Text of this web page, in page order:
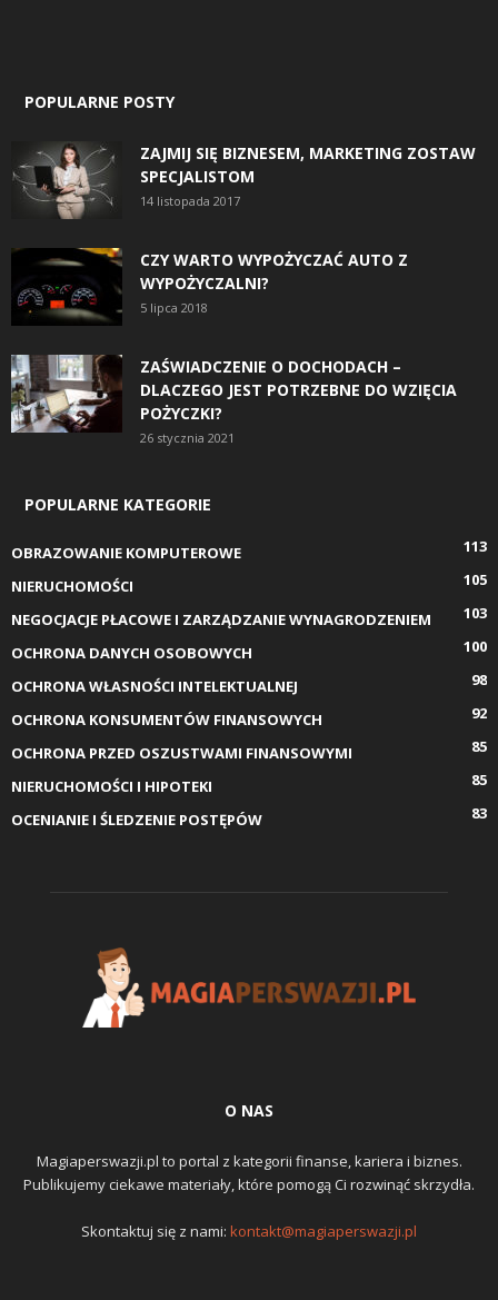
POPULARNE POSTY
ZAJMIJ SIĘ BIZNESEM, MARKETING ZOSTAW
SPECJALISTOM
14 listopada 2017
CZY WARTO WYPOŻYCZAĆ AUTO Z
WYPOŻYCZALNI?
5 lipca 2018
ZAŚWIADCZENIE O DOCHODACH –
DLACZEGO JEST POTRZEBNE DO WZIĘCIA
POŻYCZKI?
26 stycznia 2021
POPULARNE KATEGORIE
OBRAZOWANIE KOMPUTEROWE
113
NIERUCHOMOŚCI
105
NEGOCJACJE PŁACOWE I ZARZĄDZANIE WYNAGRODZENIEM
103
OCHRONA DANYCH OSOBOWYCH
100
OCHRONA WŁASNOŚCI INTELEKTUALNEJ
98
OCHRONA KONSUMENTÓW FINANSOWYCH
92
OCHRONA PRZED OSZUSTWAMI FINANSOWYMI
85
NIERUCHOMOŚCI I HIPOTEKI
85
OCENIANIE I ŚLEDZENIE POSTĘPÓW
83
O NAS
Magiaperswazji.pl to portal z kategorii finanse, kariera i biznes.
Publikujemy ciekawe materiały, które pomogą Ci rozwinąć skrzydła.
Skontaktuj się z nami: kontakt@magiaperswazji.pl